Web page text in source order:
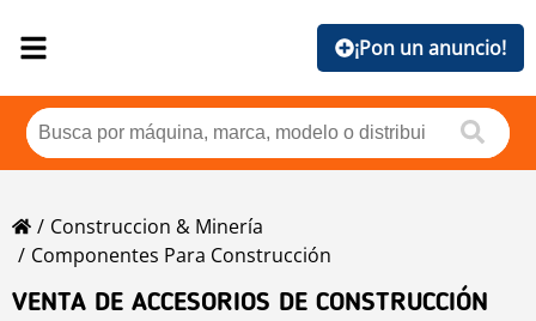
¡Pon un anuncio!
Construccion & Minería
Componentes Para Construcción
VENTA DE ACCESORIOS DE CONSTRUCCIÓN